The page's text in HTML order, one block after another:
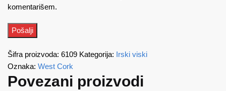
komentarišem.
Šifra proizvoda: 6109 Kategorija: Irski viski
Oznaka: West Cork
Povezani proizvodi